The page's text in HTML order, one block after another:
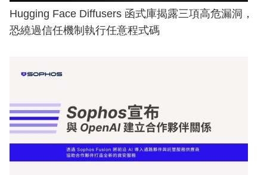
Hugging Face Diffusers 函式庫揭露三項高危漏洞，
恐繞過信任機制執行任意程式碼